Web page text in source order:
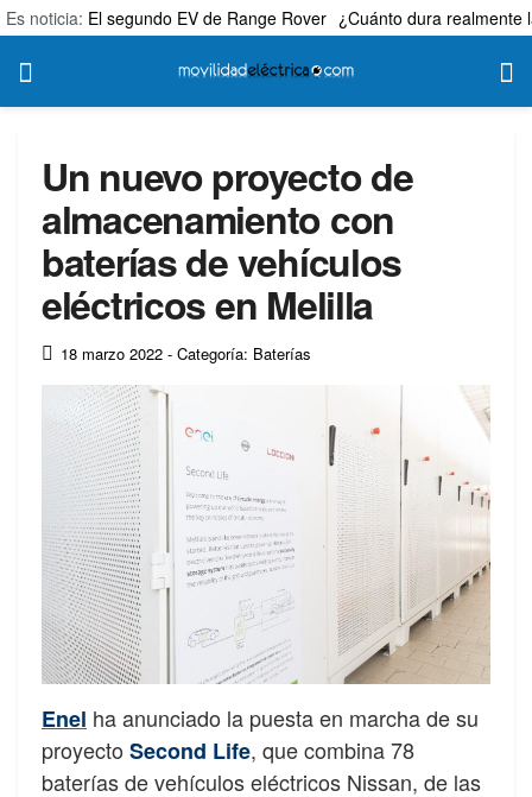
Es noticia: El segundo EV de Range Rover ¿Cuánto dura realmente
Un nuevo proyecto de
almacenamiento con
baterías de vehículos
eléctricos en Melilla
18 marzo 2022 - Categoría: Baterías
Enel ha anunciado la puesta en marcha de su
proyecto Second Life, que combina 78
baterías de vehículos eléctricos Nissan, de las